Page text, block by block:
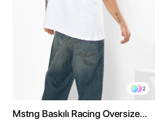
2
Mstng Baskılı Racing Oversize